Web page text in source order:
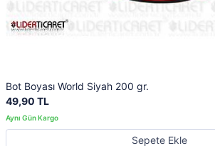
Bot Boyası World Siyah 200 gr.
49,90 TL
Sepete Ekle